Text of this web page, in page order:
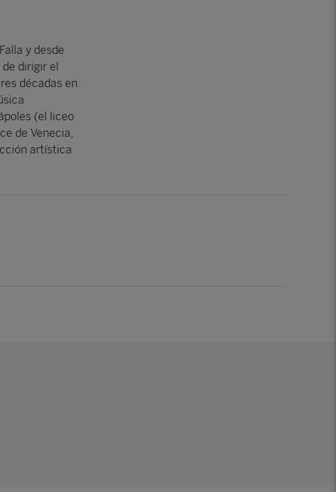
y desde
dirigir el
décadas en
(el liceo
de Venecia,
artística